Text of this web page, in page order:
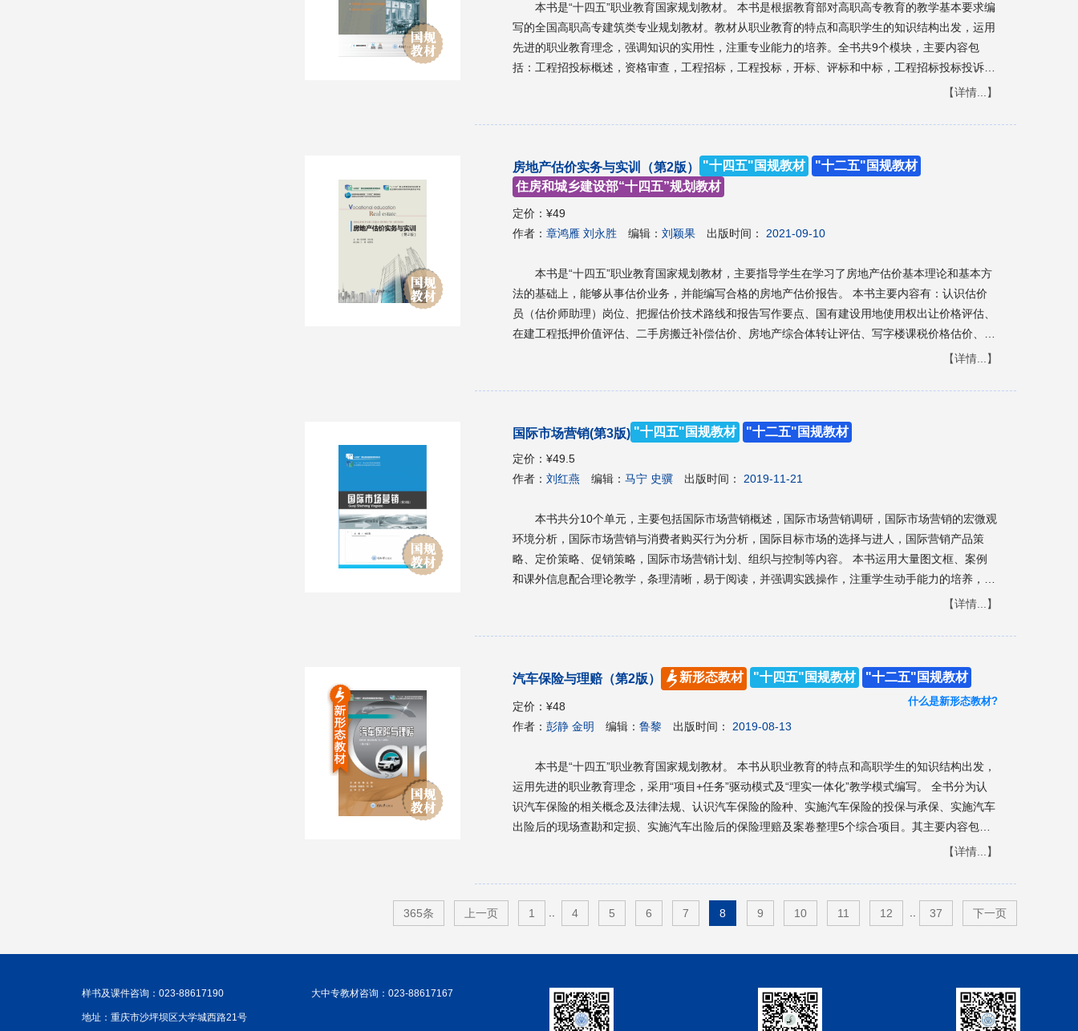
本书是“十四五”职业教育国家规划教材。 本书是根据教育部对高职高专教育的教学基本要求编
写的全国高职高专建筑类专业规划教材。教材从职业教育的特点和高职学生的知识结构出发，运用
先进的职业教育理念，强调知识的实用性，注重专业能力的培养。全书共9个模块，主要内容包
括：工程招投标概述，资格审查，工程招标，工程投标，开标、评标和中标，工程招标投标投诉与
程监理机构、建设单位、工程招投标代理机构及相关单位的工程管理人员、技术人员参考。
【详情...】
房地产估价实务与实训（第2版） "十四五"国规教材
"十二五"国规教材
住房和城乡建设部“十四五”规划教材
定价：¥49
作者：章鸿雁 刘永胜 编辑：刘颖果 出版时间： 2021-09-10
本书是“十四五”职业教育国家规划教材，主要指导学生在学习了房地产估价基本理论和基本方
法的基础上，能够从事估价业务，并能编写合格的房地产估价报告。 本书主要内容有：认识估价
员（估价师助理）岗位、把握估价技术路线和报告写作要点、国有建设用地使用权出让价格评估、
在建工程抵押价值评估、二手房搬迁补偿估价、房地产综合体转让评估、写字楼课税价格估价、商
铺租赁价格评估、高档住宅拍卖保留价格评估、真实楼盘转让价格评估实训 １０ 个学习情景。 本
员、房地产开发与管理专业人员、土地估价人员等参考使用。
【详情...】
国际市场营销(第3版) "十四五"国规教材 "十二五"国规教材
定价：¥49.5
作者：刘红燕 编辑：马宁 史骥 出版时间： 2019-11-21
本书共分10个单元，主要包括国际市场营销概述，国际市场营销调研，国际市场营销的宏微观
环境分析，国际市场营销与消费者购买行为分析，国际目标市场的选择与进人，国际营销产品策
略、定价策略、促销策略，国际市场营销计划、组织与控制等内容。 本书运用大量图文框、案例
和课外信息配合理论教学，条理清晰，易于阅读，并强调实践操作，注重学生动手能力的培养，可
作为高职高专国际商务专业或其他财经商贸类专业的学生教材，同时也可作为国际商务从业人员、
【详情...】
汽车保险与理赔（第2版） 新形态教材 "十四五"国规教材 "十二五"国规教材
什么是新形态教材?
定价：¥48
作者：彭静 金明 编辑：鲁黎 出版时间： 2019-08-13
本书是“十四五”职业教育国家规划教材。 本书从职业教育的特点和高职学生的知识结构出发，
运用先进的职业教育理念，采用“项目+任务”驱动模式及“理实一体化”教学模式编写。 全书分为认
识汽车保险的相关概念及法律法规、认识汽车保险的险种、实施汽车保险的投保与承保、实施汽车
出险后的现场查勘和定损、实施汽车出险后的保险理赔及案卷整理5个综合项目。其主要内容包
括：汽车保险法律法规、汽车保险的投保、汽车保险定损与费用评估、《中国保险行业协会机动车
法。 本书语言通俗、内容先进、资料丰富且贴近工作实际，可作为高职高专汽车运用技术、汽车
保险、汽车营销专业的教材，同时也适用于汽车电子技术类专业、汽车检测与维修专业的教学用书
及培训教材，还可作为保险公司查勘定损等专业技术人员的参考用书。
【详情...】
365条 上一页 1 4 5 6 7 8 9 10 11 12 37 下一页
样书及课件咨询：023-88617190 大中专教材咨询：023-88617167
地址：重庆市沙坪坝区大学城西路21号